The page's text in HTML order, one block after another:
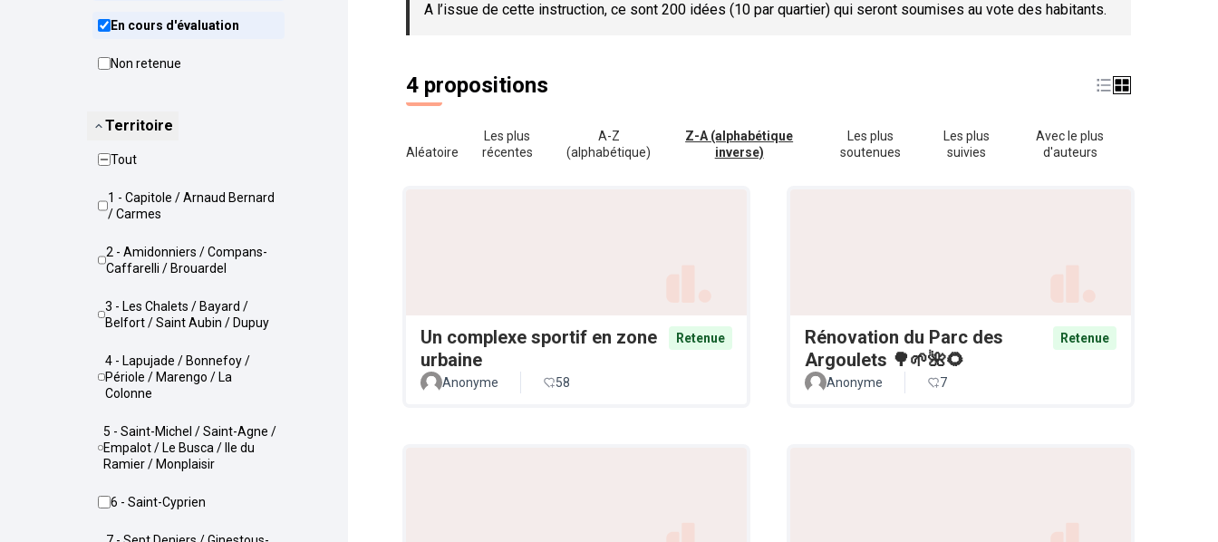
En cours d'évaluation
Non retenue
Territoire
Tout
1 - Capitole / Arnaud Bernard
/ Carmes
2 - Amidonniers / Compans-
Caffarelli / Brouardel
3 - Les Chalets / Bayard /
Belfort / Saint Aubin / Dupuy
4 - Lapujade / Bonnefoy /
Périole / Marengo / La
Colonne
5 - Saint-Michel / Saint-Agne /
Empalot / Le Busca / Ile du
Ramier / Monplaisir
6 - Saint-Cyprien
A l’issue de cette instruction, ce sont 200 idées (10 par quartier) qui seront soumises au vote des habitants.
4 propositions
Aléatoire
Les plus
récentes
A-Z
(alphabétique)
Z-A (alphabétique
inverse)
Les plus
soutenues
Les plus
suivies
Avec le plus
d'auteurs
Un complexe sportif en zone
urbaine
Retenue
Anonyme 58
Rénovation du Parc des
Argoulets 🌳🌱🌺🌻
Retenue
Anonyme 7